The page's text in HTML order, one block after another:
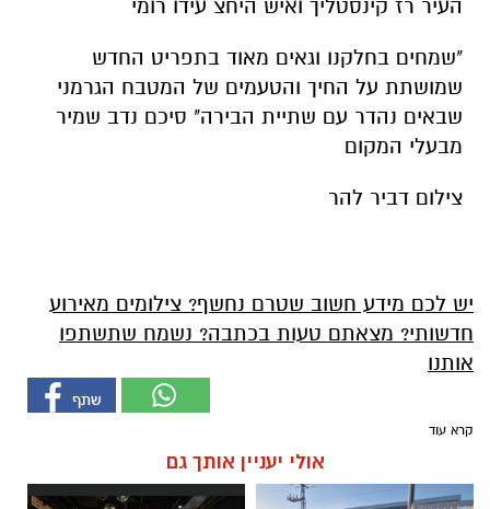
העיר רז קינסטליך ואיש היחצ עידו רומי
"שמחים בחלקנו וגאים מאוד בתפריט החדש
שמושתת על החיך והטעמים של המטבח הגרמני
שבאים נהדר עם שתיית הבירה" סיכם נדב שמיר
מבעלי המקום
צילום דביר להר
יש לכם מידע חשוב שטרם נחשף? צילומים מאירוע
חדשותי? מצאתם טעות בכתבה? נשמח שתשתפו
אותנו
קרא עוד
אולי יעניין אותך גם